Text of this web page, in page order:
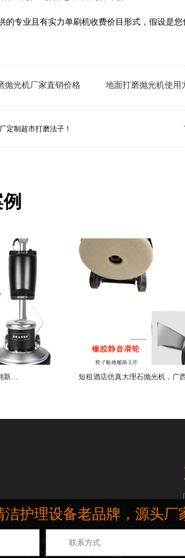
的专业且有实力单刷机收费价目形式，假设是
抛光机厂家直销价格 地面打磨抛光机使
定制超市打磨法子！
石板小型翻新抛光机价格，手扶翻新抛光机厂家直销案例
理机,推出多款深受市场欢迎的地面打磨抛光机、地坪
所有粤ICP备12025285号 网站地图
洁护理设备老品牌，源头